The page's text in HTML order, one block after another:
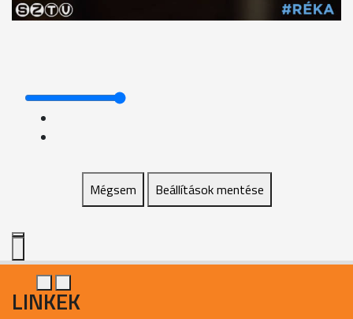
Mégsem Beállítások mentése
LINKEK